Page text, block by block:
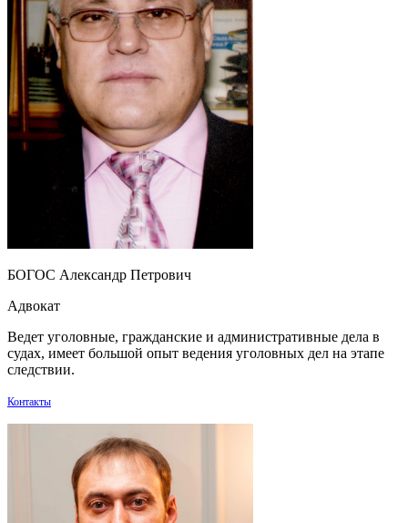
БОГОС Александр Петрович
Адвокат
Ведет уголовные, гражданские и административные дела в
судах, имеет большой опыт ведения уголовных дел на этапе
следствии.
Контакты